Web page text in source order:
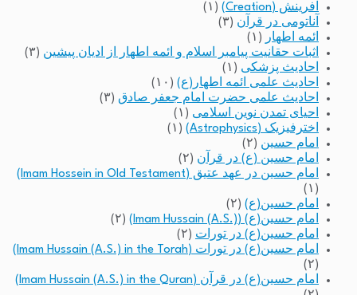
آفرینش (Creation)
(۱)
آناتومی در قرآن (۳)
ائمه اطهار
(۱)
اثبات حقانیت پیامبر اسلام و ائمه اطهار از ادیان پیشین (۳)
احادیث پزشکی (۱)
احادیث علمی ائمه اطهار(ع) (۱۰)
احادیث علمی حضرت امام جعفر صادق (۳)
احیای تمدن نوین اسلامی (۱)
اخترفیزیک (Astrophysics)
(۱)
امام حسین (۲)
امام حسین (ع) در قرآن (۲)
امام حسین در عهد عتیق (Imam Hossein in Old Testament)
(۱)
امام حسین(ع) (۲)
امام حسین(ع) (Imam Hussain (A.S.))
(۲)
امام حسین(ع) در تورات (۲)
امام حسین(ع) در تورات (Imam Hussain (A.S.) in the Torah)
(۲)
امام حسین(ع) در قرآن (Imam Hussain (A.S.) in the Quran)